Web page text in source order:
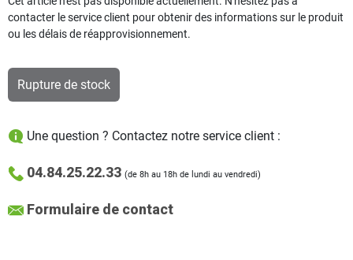
contacter le service client pour obtenir des informations sur le produit
ou les délais de réapprovisionnement.
Rupture de stock
Une question ? Contactez notre service client :
04.84.25.22.33 (de 8h au 18h de lundi au vendredi)
Formulaire de contact